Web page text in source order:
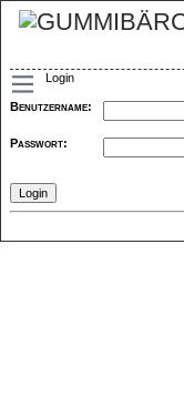
Login
Benutzername:
Passwort: